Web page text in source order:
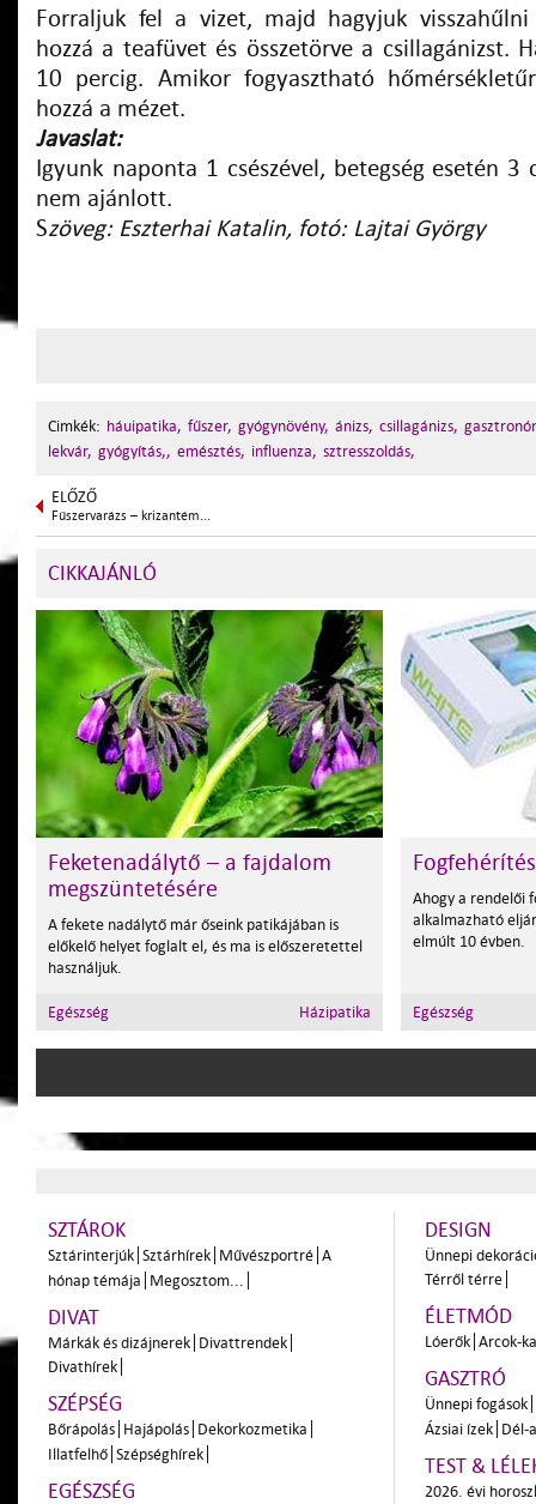
Forraljuk fel a vizet, majd hagyjuk
hozzá a teafüvet és összetörve a csillagánizst.
10 percig. Amikor fogyasztható
hozzá a mézet.
Javaslat:
Igyunk naponta 1 csészével, betegség esetén 3
nem ajánlott.
Szöveg: Eszterhai Katalin, fotó: Lajtai György
Cimkék: háuipatika, fűszer, gyógynövény, ánizs, csillagánizs,
lekvár, gyógyítás,, emésztés, influenza, sztresszoldás,
ELŐZŐ
Fűszervarázs – krizantém...
CIKKAJÁNLÓ
Feketenadálytő – a fajdalom
megszüntetésére
A fekete nadálytő már őseink patikájában is
előkelő helyet foglalt el, és ma is előszeretettel
használjuk.
Egészség Házipatika
Ahogy a rendelői
alkalmazható
elmúlt 10 évben.
Egészség
SZTÁROK
Sztárinterjúk Sztárhírek Művészportré A
hónap témája Megosztom...
DIVAT
Márkák és dizájnerek Divattrendek
Divathírek
SZÉPSÉG
Bőrápolás Hajápolás Dekorkozmetika
Illatfelhő Szépséghírek
EGÉSZSÉG
DESIGN
Ünnepi
Térről térre
ÉLETMÓD
Lóerők Arcok-
GASZTRÓ
Ünnepi fogások
Ázsiai ízek Dél-
TEST &
2026. évi